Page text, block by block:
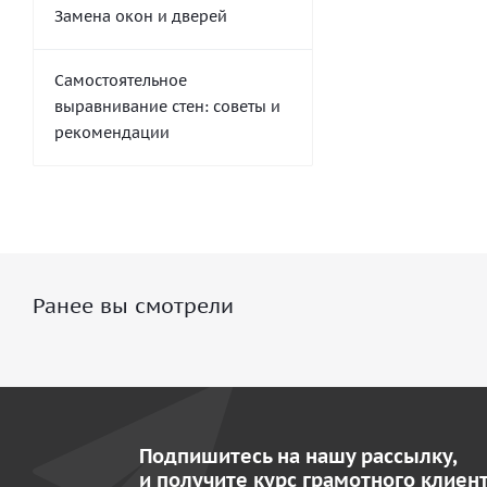
Замена окон и дверей
Самостоятельное
выравнивание стен: советы и
рекомендации
Ранее вы смотрели
Подпишитесь на нашу рассылку,
и получите курс грамотного